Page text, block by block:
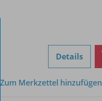
Details
Zum Merkzettel hinzufügen